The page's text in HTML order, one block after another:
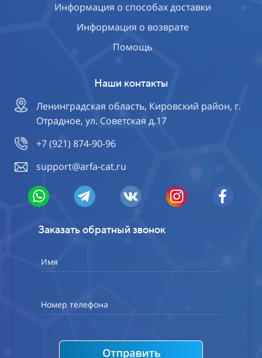
Информация о способах доставки
Информация о возврате
Помощь
Наши контакты
Ленинградская область, Кировский район, г.
Отрадное, ул. Советская д.17
+7 (921) 874-90-96
support@arfa-cat.ru
Заказать обратный звонок
Имя
Номер телефона